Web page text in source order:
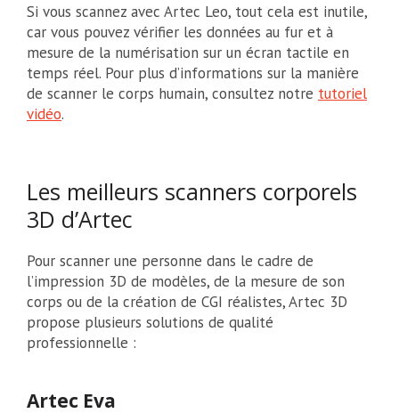
Si vous scannez avec Artec Leo, tout cela est inutile,
car vous pouvez vérifier les données au fur et à
mesure de la numérisation sur un écran tactile en
temps réel. Pour plus d’informations sur la manière
de scanner le corps humain, consultez notre tutoriel
vidéo.
Les meilleurs scanners corporels
3D d’Artec
Pour scanner une personne dans le cadre de
l’impression 3D de modèles, de la mesure de son
corps ou de la création de CGI réalistes, Artec 3D
propose plusieurs solutions de qualité
professionnelle :
Artec Eva